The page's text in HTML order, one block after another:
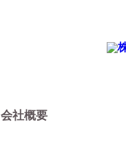
会社概要